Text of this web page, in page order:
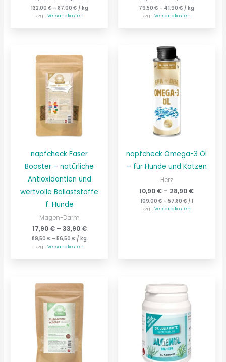
132,00 € – 87,00 € / kg
zzgl. Versandkosten
79,50€ – 41,90€ /kg
zzgl.Versandkosten
napfcheck Faser
Booster – natürliche
Antioxidantien und
wertvolle Ballaststoffe
f. Hunde
Magen-Darm
17,90 €– 33,90 €
89,50€ –56,50€ /kg
zzgl. Versandkosten
napfcheck Omega-3 Öl
– für Hunde und Katzen
Herz
10,90 € – 28,90 €
109,00 € – 57,80 € / l
zzgl.Versandkosten